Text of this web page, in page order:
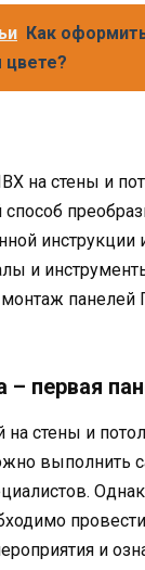
Как
цвете?
на стены и
инструкции
и
панелей
первая
стены и
выполнить
провести
и